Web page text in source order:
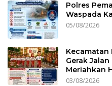
Polres
Waspada
05/08/2026
Kecamatan
Gerak
Meriahkan
03/08/2026